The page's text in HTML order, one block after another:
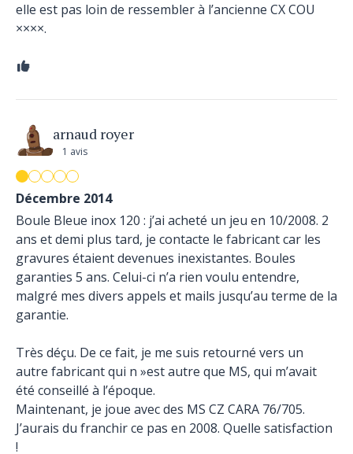
elle est pas loin de ressembler à l’ancienne CX COU
××××.
arnaud royer
1 avis
Décembre 2014
Boule Bleue inox 120 : j’ai acheté un jeu en 10/2008. 2
ans et demi plus tard, je contacte le fabricant car les
gravures étaient devenues inexistantes. Boules
garanties 5 ans. Celui-ci n’a rien voulu entendre,
malgré mes divers appels et mails jusqu’au terme de la
garantie.
Très déçu. De ce fait, je me suis retourné vers un
autre fabricant qui n »est autre que MS, qui m’avait
été conseillé à l’époque.
Maintenant, je joue avec des MS CZ CARA 76/705.
J’aurais du franchir ce pas en 2008. Quelle satisfaction
!